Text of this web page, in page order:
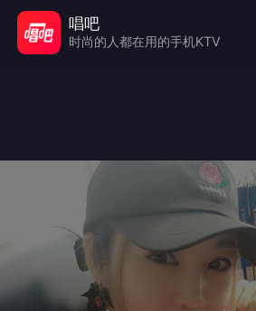
唱吧
时尚的人都在用的手机KTV